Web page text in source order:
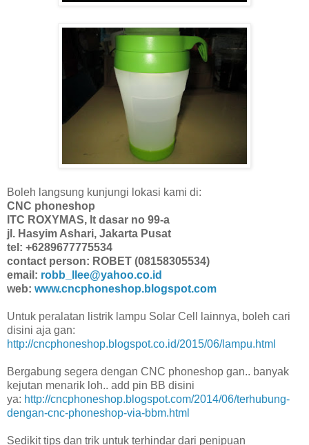
Boleh langsung kunjungi lokasi kami di:
CNC phoneshop
ITC ROXYMAS, lt dasar no 99-a
jl. Hasyim Ashari, Jakarta Pusat
tel: +6289677775534
contact person: ROBET (08158305534)
email: robb_llee@yahoo.co.id
web: www.cncphoneshop.blogspot.com
Untuk peralatan listrik lampu Solar Cell lainnya, boleh cari
disini aja gan:
http://cncphoneshop.blogspot.co.id/2015/06/lampu.html
Bergabung segera dengan CNC phoneshop gan.. banyak
kejutan menarik loh.. add pin BB disini
ya: http://cncphoneshop.blogspot.com/2014/06/terhubung-
dengan-cnc-phoneshop-via-bbm.html
Sedikit tips dan trik untuk terhindar dari penipuan